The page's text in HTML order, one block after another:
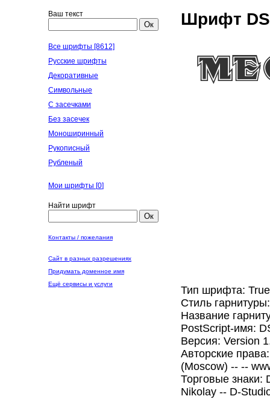
Ваш текст
Ок
Все шрифты [8612]
Русские шрифты
Декоративные
Символьные
С засечками
Без засечек
Моноширинный
Рукописный
Рубленый
Мои шрифты [0]
Найти шрифт
Ок
Контакты / пожелания
Сайт в разных разрешениях
Придумать доменное имя
Ещё сервисы и услуги
Шрифт DS
Тип шрифта:
Стиль
Название
PostScript-имя:
Версия: Version
Авторские
(Moscow) -- --
Торговые знаки:
Nikolay -- D-